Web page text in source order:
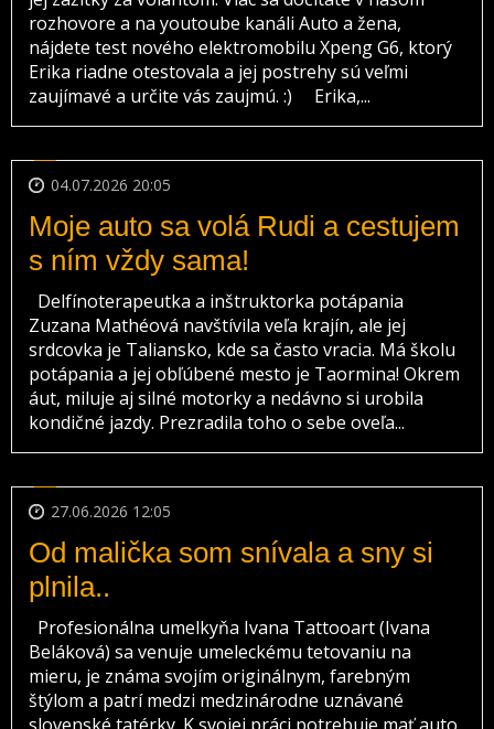
rozhovore a na youtoube kanáli Auto a žena,
nájdete test nového elektromobilu Xpeng G6, ktorý
Erika riadne otestovala a jej postrehy sú veľmi
zaujímavé a určite vás zaujmú. :) Erika,...
04.07.2026 20:05
Moje auto sa volá Rudi a cestujem
s ním vždy sama!
Delfínoterapeutka a inštruktorka potápania
Zuzana Mathéová navštívila veľa krajín, ale jej
srdcovka je Taliansko, kde sa často vracia. Má školu
potápania a jej obľúbené mesto je Taormina! Okrem
áut, miluje aj silné motorky a nedávno si urobila
kondičné jazdy. Prezradila toho o sebe oveľa...
27.06.2026 12:05
Od malička som snívala a sny si
plnila..
Profesionálna umelkyňa Ivana Tattooart (Ivana
Beláková) sa venuje umeleckému tetovaniu na
mieru, je známa svojím originálnym, farebným
štýlom a patrí medzi medzinárodne uznávané